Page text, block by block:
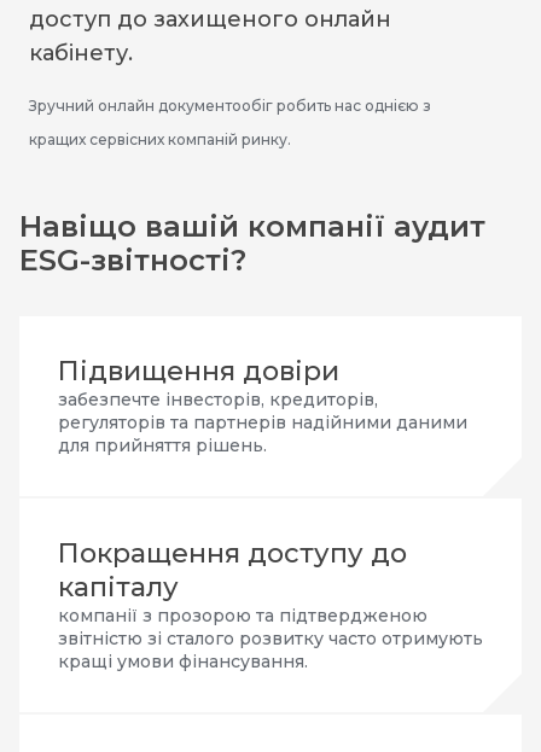
доступ до захищеного онлайн
кабінету.
Зручний онлайн документообіг робить нас однією з
кращих сервісних компаній ринку.
Навіщо вашій компанії аудит
ESG-звітності?
Підвищення довіри
забезпечте інвесторів, кредиторів,
регуляторів та партнерів надійними даними
для прийняття рішень.
Покращення доступу до
капіталу
компанії з прозорою та підтвердженою
звітністю зі сталого розвитку часто отримують
кращі умови фінансування.